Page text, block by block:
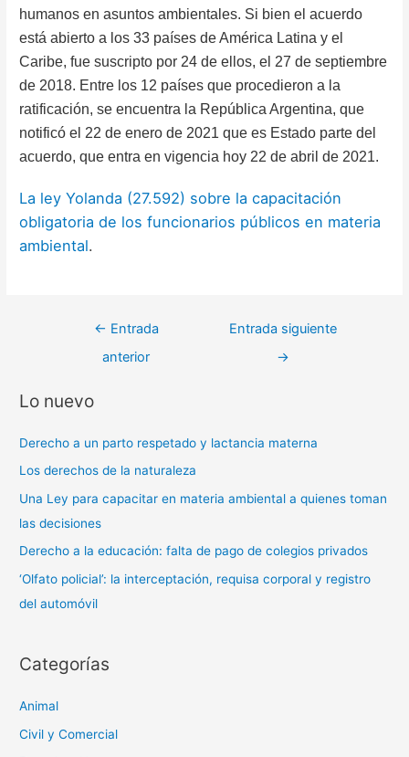
humanos en asuntos ambientales. Si bien el acuerdo
está abierto a los 33 países de América Latina y el
Caribe, fue suscripto por 24 de ellos, el 27 de septiembre
de 2018. Entre los 12 países que procedieron a la
ratificación, se encuentra la República Argentina, que
notificó el 22 de enero de 2021 que es Estado parte del
acuerdo, que entra en vigencia hoy 22 de abril de 2021.
La ley Yolanda (27.592) sobre la capacitación
obligatoria de los funcionarios públicos en materia
ambiental.
Navegación
← Entrada
anterior
Entrada siguiente
→
Lo nuevo
Derecho a un parto respetado y lactancia materna
Los derechos de la naturaleza
Una Ley para capacitar en materia ambiental a quienes toman
las decisiones
Derecho a la educación: falta de pago de colegios privados
‘Olfato policial’: la interceptación, requisa corporal y registro
del automóvil
Categorías
Animal
Civil y Comercial